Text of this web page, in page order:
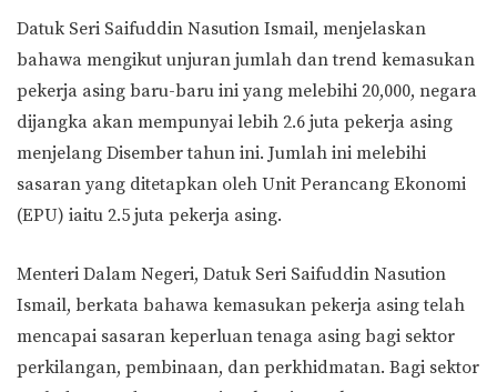
Datuk Seri Saifuddin Nasution Ismail, menjelaskan
bahawa mengikut unjuran jumlah dan trend kemasukan
pekerja asing baru-baru ini yang melebihi 20,000, negara
dijangka akan mempunyai lebih 2.6 juta pekerja asing
menjelang Disember tahun ini. Jumlah ini melebihi
sasaran yang ditetapkan oleh Unit Perancang Ekonomi
(EPU) iaitu 2.5 juta pekerja asing.
Menteri Dalam Negeri, Datuk Seri Saifuddin Nasution
Ismail, berkata bahawa kemasukan pekerja asing telah
mencapai sasaran keperluan tenaga asing bagi sektor
perkilangan, pembinaan, dan perkhidmatan. Bagi sektor